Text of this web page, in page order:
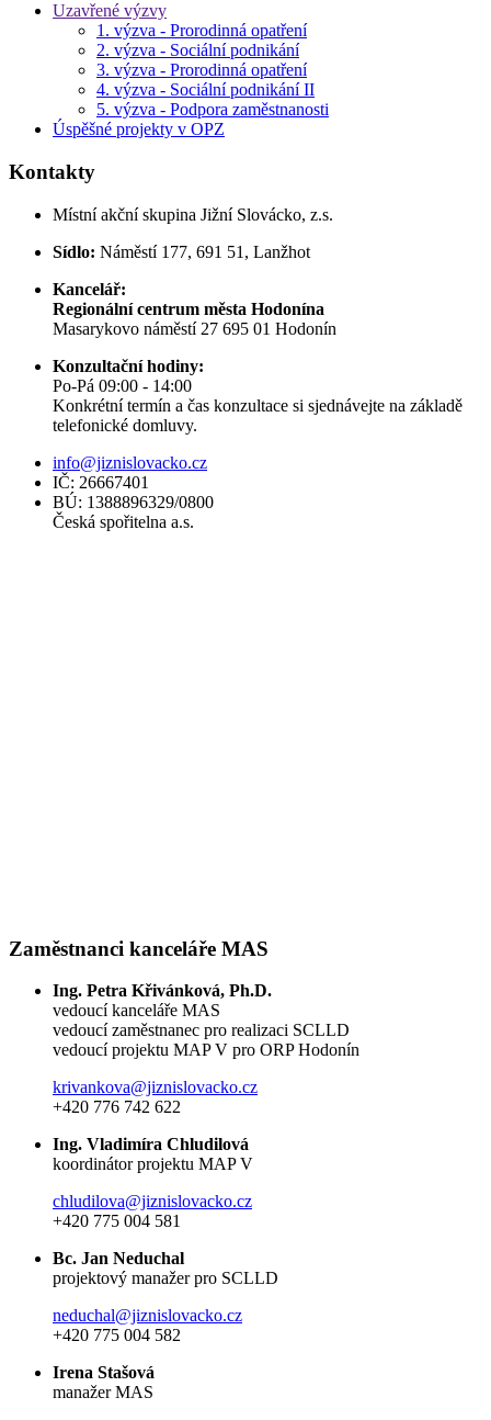
Uzavřené výzvy
1. výzva - Prorodinná opatření
2. výzva - Sociální podnikání
3. výzva - Prorodinná opatření
4. výzva - Sociální podnikání II
5. výzva - Podpora zaměstnanosti
Úspěšné projekty v OPZ
Kontakty
Místní akční skupina Jižní Slovácko, z.s.
Sídlo: Náměstí 177, 691 51, Lanžhot
Kancelář:
Regionální centrum města Hodonína
Masarykovo náměstí 27 695 01 Hodonín
Konzultační hodiny:
Po-Pá 09:00 - 14:00
Konkrétní termín a čas konzultace si sjednávejte na základě
telefonické domluvy.
info@jiznislovacko.cz
IČ: 26667401
BÚ: 1388896329/0800
Česká spořitelna a.s.
Zaměstnanci kanceláře MAS
Ing. Petra Křivánková, Ph.D.
vedoucí kanceláře MAS
vedoucí zaměstnanec pro realizaci SCLLD
vedoucí projektu MAP V pro ORP Hodonín
krivankova@jiznislovacko.cz
+420 776 742 622
Ing. Vladimíra Chludilová
koordinátor projektu MAP V
chludilova@jiznislovacko.cz
+420 775 004 581
Bc. Jan Neduchal
projektový manažer pro SCLLD
neduchal@jiznislovacko.cz
+420 775 004 582
Irena Stašová
manažer MAS